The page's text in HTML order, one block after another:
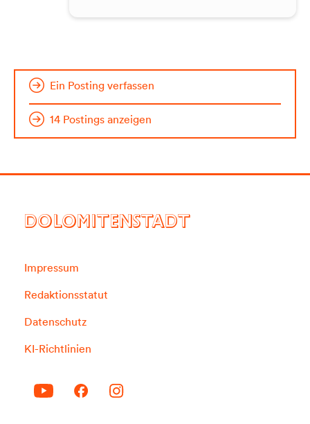
Ein Posting verfassen
14 Postings anzeigen
DOLOMITENSTADT
Impressum
Redaktionsstatut
Datenschutz
KI-Richtlinien